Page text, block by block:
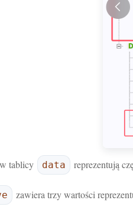
tablicy data reprezentują
zawiera trzy wartości